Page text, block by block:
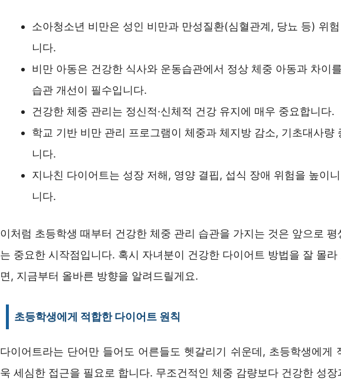
소아청소년 비만은 성인 비만과 만성질환(심혈관계, 당뇨 등) 위
니다.
비만 아동은 건강한 식사와 운동습관에서 정상 체중 아동과 차이
습관 개선이 필수입니다.
건강한 체중 관리는 정신적·신체적 건강 유지에 매우 중요합니다.
학교 기반 비만 관리 프로그램이 체중과 체지방 감소, 기초대사량
니다.
지나친 다이어트는 성장 저해, 영양 결핍, 섭식 장애 위험을 높이
니다.
이처럼 초등학생 때부터 건강한 체중 관리 습관을 가지는 것은 앞으로
는 중요한 시작점입니다. 혹시 자녀분이 건강한 다이어트 방법을 잘 몰
면, 지금부터 올바른 방향을 알려드릴게요.
초등학생에게 적합한 다이어트 원칙
다이어트라는 단어만 들어도 어른들도 헷갈리기 쉬운데, 초등학생에게
욱 세심한 접근을 필요로 합니다. 무조건적인 체중 감량보다 건강한 성장